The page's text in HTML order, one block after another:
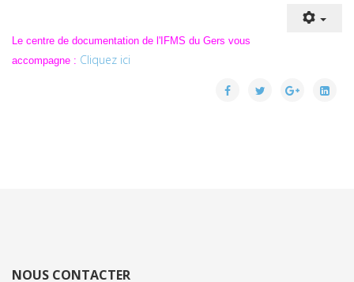
Le centre de documentation de l'IFMS du Gers vous
accompagne : Cliquez ici
NOUS CONTACTER